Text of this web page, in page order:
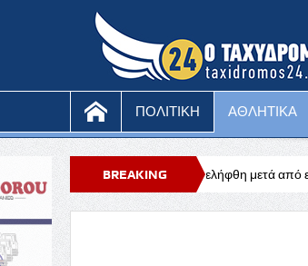
ΠΟΛΙΤΙΚΗ ΑΘΛΗΤΙΚΑ
BREAKING
NEWS
μοναχός συνελήφθη μετά από επίθεση με μαχαίρι